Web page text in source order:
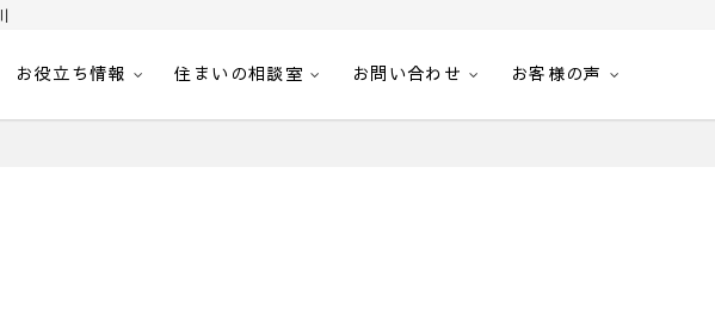
ンチュリー21豊川
お役立ち情報 住まいの相談室 お問い合わせ お客様の声